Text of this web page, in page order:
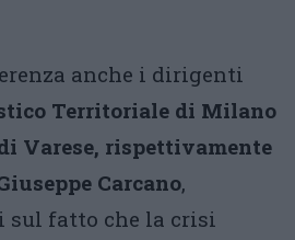
anche i dirigenti
Territoriale di Milano
Varese, rispettivamente
Carcano,
sul fatto che la crisi